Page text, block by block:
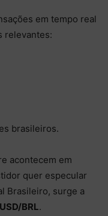
em tempo real
relevantes:
brasileiros.
acontecem em
quer especular
Brasileiro, surge a
USD/BRL.